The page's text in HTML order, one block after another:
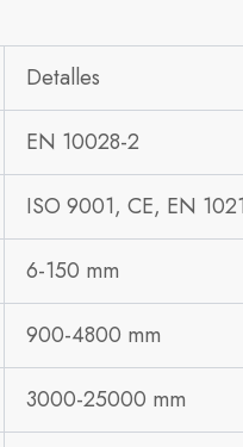
Detalles
EN 10028-2
ISO 9001, CE, EN
6-150 mm
900-4800 mm
3000-25000 mm